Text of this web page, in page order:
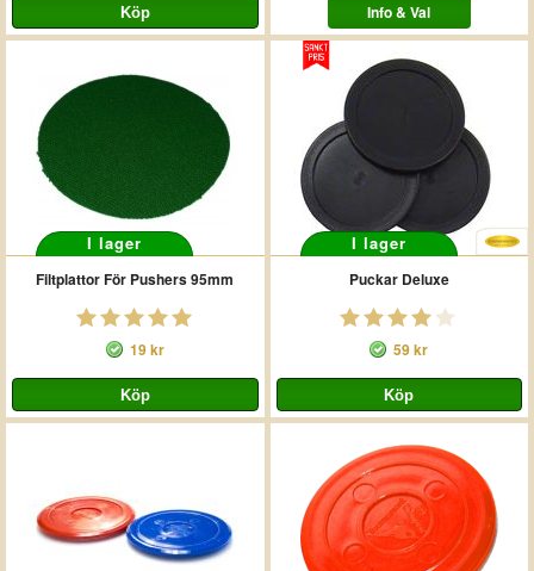
Info & Val
I lager
Filtplattor För Pushers 95mm
19 kr
I lager
Puckar Deluxe
59 kr